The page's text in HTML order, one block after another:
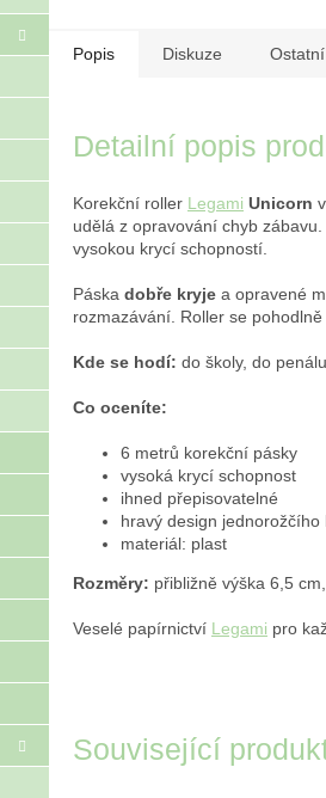
Související
Popis Diskuze
Detailní popis
Korekční roller Legami Unicorn
udělá z opravování chyb
vysokou krycí schopností.
Páska dobře kryje a opravené
rozmazávání. Roller se
Kde se hodí: do školy, do
Co oceníte:
6 metrů korekční pásky
vysoká krycí schopnost
ihned přepisovatelné
hravý design jednorožčího
materiál: plast
Rozměry: přibližně výška 6,5
Veselé papírnictví Legami pro